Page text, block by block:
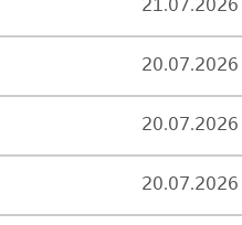
21.07.2026
20.07.2026
20.07.2026
20.07.2026